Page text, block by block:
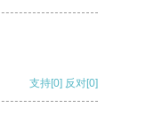
支持[0] 反对[0]